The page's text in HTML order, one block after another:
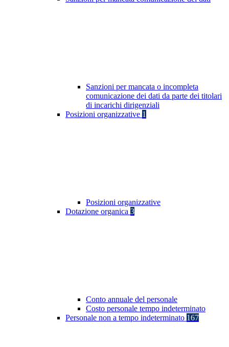
Sanzioni per mancata o incompleta
comunicazione dei dati da parte dei titolari
di incarichi dirigenziali
Posizioni organizzative 1
Posizioni organizzative
Dotazione organica 3
Conto annuale del personale
Costo personale tempo indeterminato
Personale non a tempo indeterminato 167